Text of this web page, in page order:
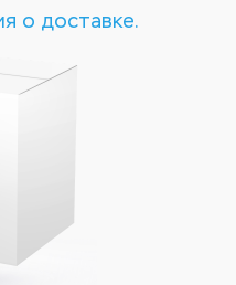
о доставке.